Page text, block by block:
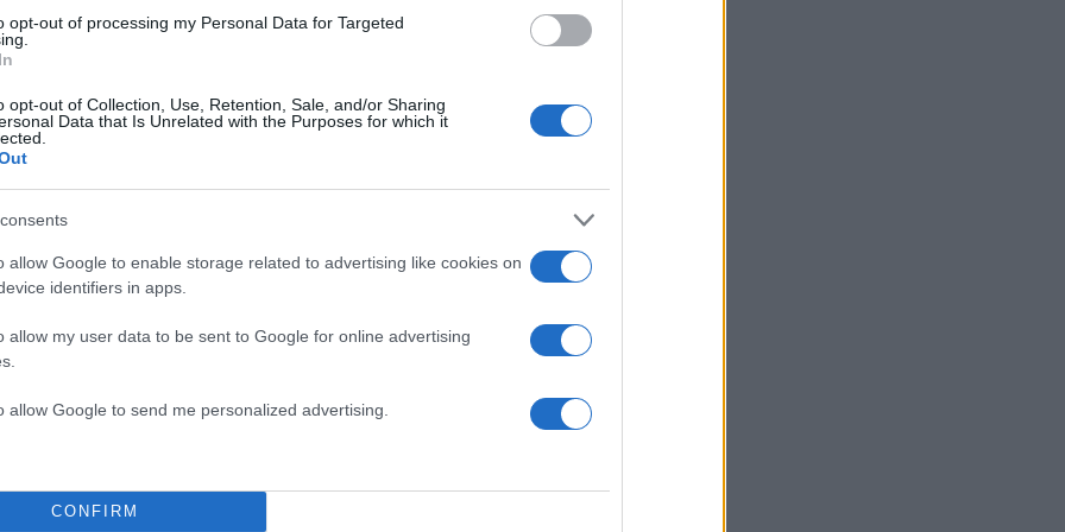
opt-out of processing my Personal Data for Targeted
opt-out of Collection, Use, Retention, Sale, and/or Sharing
Data that Is Unrelated with the Purposes for which it
allow Google to enable storage related to advertising like cookies on
identifiers in apps.
allow my user data to be sent to Google for online advertising
allow Google to send me personalized advertising.
CONFIRM
με την τραγουδίστρια Ελένη Φουρέιρα.
Σχολίασε εδώ